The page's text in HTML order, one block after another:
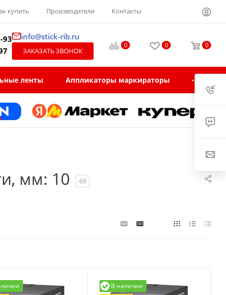
купить Производители Контакты
93
info@stick-rib.ru
ЗАКАЗАТЬ ЗВОНОК
0 0 0
ленты Аппликаторы маркираторы
мм: 10 69
В наличии